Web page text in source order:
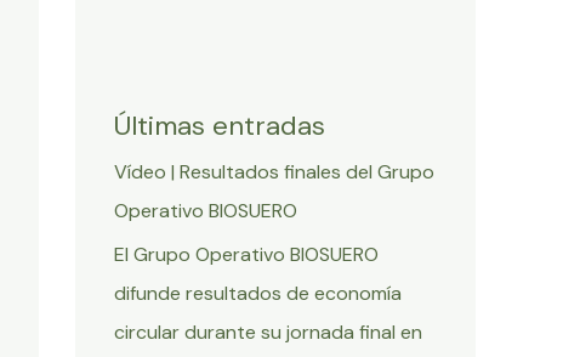
Últimas entradas
Vídeo | Resultados finales del Grupo
Operativo BIOSUERO
El Grupo Operativo BIOSUERO
difunde resultados de economía
circular durante su jornada final en